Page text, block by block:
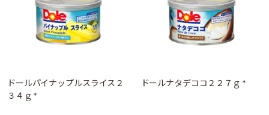
ドールパイナップルスライス２
３４ｇ *
ドールナタデココ２２７ｇ *